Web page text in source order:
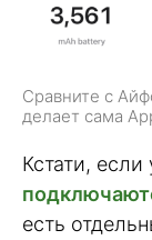
Сравните с
делает сама
Кстати, если
есть